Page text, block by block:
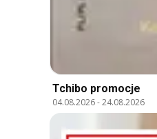
Tchibo promocje
04.08.2026-24.08.2026